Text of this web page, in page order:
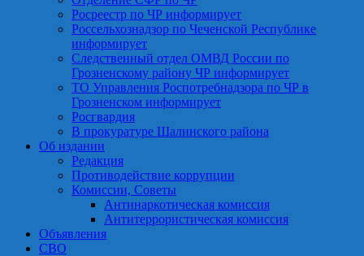
Росреестр по ЧР информирует
Россельхознадзор по Чеченской Республике
информирует
Следственный отдел ОМВД России по
Грозненскому району ЧР информирует
ТО Управления Роспотребнадзора по ЧР в
Грозненском информирует
Росгвардия
В прокуратуре Шалинского района
Об издании
Редакция
Противодействие коррупции
Комиссии, Советы
Антинаркотическая комиссия
Антитеррористическая комиссия
Объявления
СВО